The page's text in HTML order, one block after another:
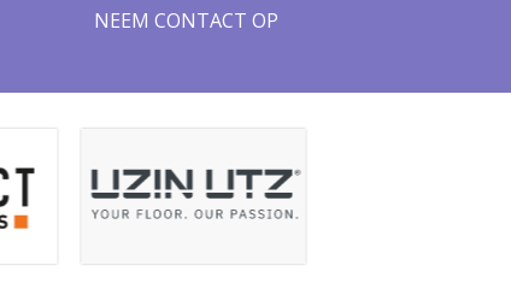
NEEM CONTACT OP